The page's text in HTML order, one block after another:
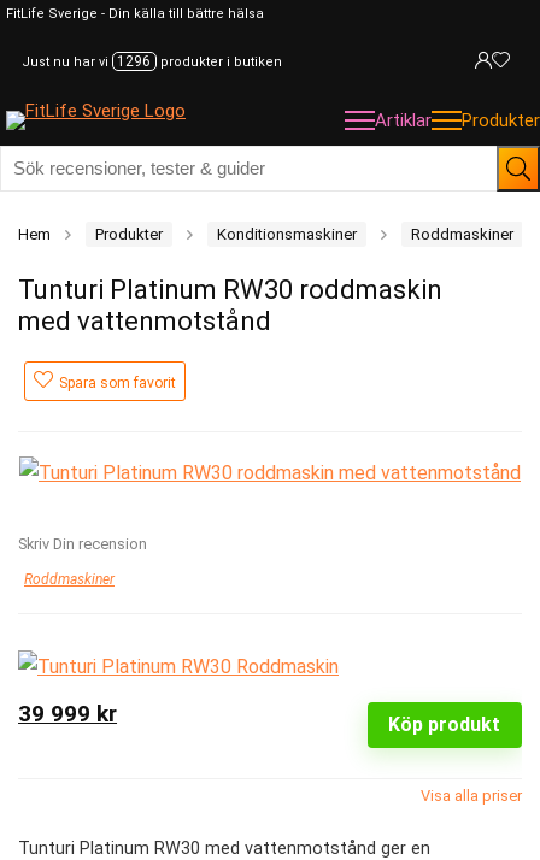
FitLife Sverige - Din källa till bättre hälsa
Just nu har vi 1296 produkter i butiken
Artiklar Produkter
Hem Produkter Konditionsmaskiner Roddmaskiner
Tunturi Platinum RW30 roddmaskin
med vattenmotstånd
Spara som favorit
Skriv Din recension
Roddmaskiner
Köp produkt
39 999 kr
Visa alla priser
Tunturi Platinum RW30 med vattenmotstånd ger en